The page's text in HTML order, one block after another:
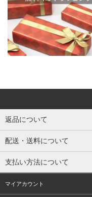
返品について
配送・送料について
支払い方法について
マイアカウント